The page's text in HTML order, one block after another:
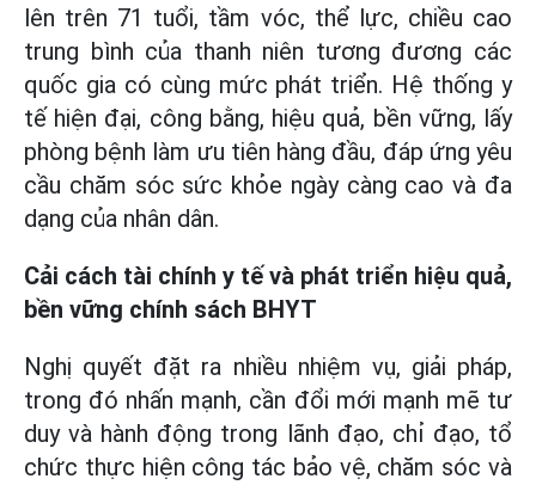
lên trên 71 tuổi, tầm vóc, thể lực, chiều cao
trung bình của thanh niên tương đương các
quốc gia có cùng mức phát triển. Hệ thống y
tế hiện đại, công bằng, hiệu quả, bền vững, lấy
phòng bệnh làm ưu tiên hàng đầu, đáp ứng yêu
cầu chăm sóc sức khỏe ngày càng cao và đa
dạng của nhân dân.
Cải cách tài chính y tế và phát triển hiệu quả,
bền vững chính sách BHYT
Nghị quyết đặt ra nhiều nhiệm vụ, giải pháp,
trong đó nhấn mạnh, cần đổi mới mạnh mẽ tư
duy và hành động trong lãnh đạo, chỉ đạo, tổ
chức thực hiện công tác bảo vệ, chăm sóc và